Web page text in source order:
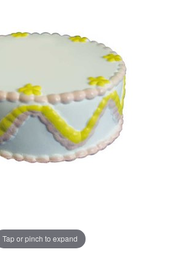
Tap or pinch to expand